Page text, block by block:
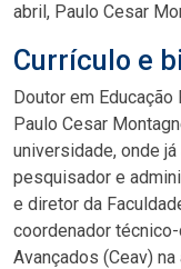
abril, Paulo Cesar
Currículo e
Doutor em
Paulo Cesar
universidade, onde
pesquisador e
e diretor da
coordenador
Avançados (Ceav)